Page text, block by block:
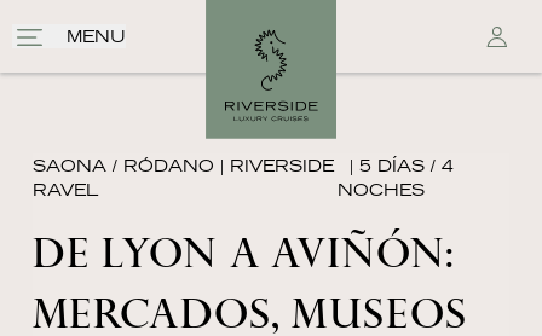
MENU
SAONA / RÓDANO | RIVERSIDE
RAVEL
| 5 DÍAS / 4
NOCHES
DE LYON A AVIÑÓN:
MERCADOS, MUSEOS